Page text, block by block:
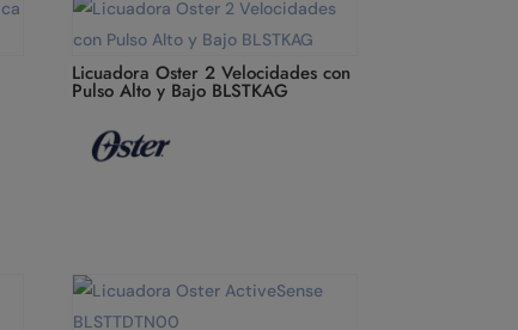
Licuadora Oster 2 Velocidades con
Pulso Alto y Bajo BLSTKAG